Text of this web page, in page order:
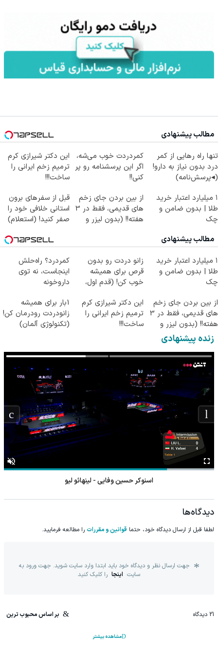
مطالب پیشنهادی
تنها راه رهایی از کمر
درد بدون نیاز به دارو!
(◂پرسش‌نامه)
کمردردت خوب می‌شه،
اگر این پرسشنامه رو پر
کنی!!
این دکتر شیرازی کرم
ترمیم زخم ایرانی را
ساخت!!!
۱ میلیارد اعتبار خرید
طلا | بدون ضامن و
چک
از بین بردن جای زخم
های قدیمی، فقط در 3
هفته!! (بدون لیزر و
قبل از سفرهای برون
استانی خلافی خود را
صفر کنید! (استعلام)
مطالب پیشنهادی
۱ میلیارد اعتبار خرید
طلا | بدون ضامن و
چک
زانو دردت رو بدون
قرص برای همیشه
خوب کن! (قدم اول،
کمردرد؟ راه‌حلش
اینجاست، نه توی
داروخونه
از بین بردن جای زخم
های قدیمی، فقط در 3
هفته!! (بدون لیزر و
جراحی)
این دکتر شیرازی کرم
ترمیم زخم ایرانی را
ساخت!!!
1بار برای همیشه
زانودردت رودرمان کن!
(تکنولوژی آلمان)
زنده پیشنهادی
اسنوکر حسین وفایی - لینهائو لیو
دیدگاه‌ها
لطفا قبل از ارسال دیدگاه خود، حتما قوانین و مقررات را مطالعه فرمایید.
جهت ارسال نظر و دیدگاه خود باید ابتدا وارد سایت شوید. جهت ورود به
سایت اینجا را کلیک کنید
21 دیدگاه بر اساس محبوب ترین
مشاهده بیشتر